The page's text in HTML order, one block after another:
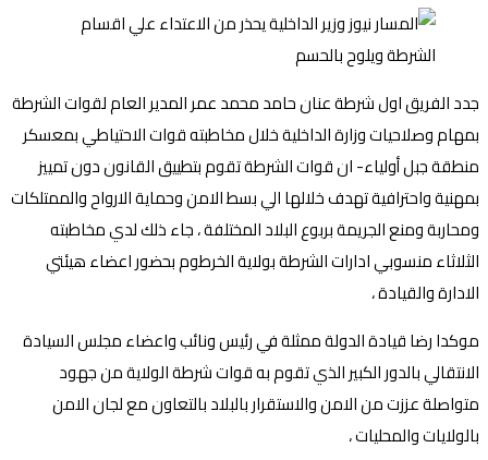
جدد الفريق اول شرطة عنان حامد محمد عمر المدير العام لقوات الشرطة
بمهام وصلاحيات وزارة الداخلية خلال مخاطبته قوات الاحتياطي بمعسكر
منطقة جبل أولياء- ان قوات الشرطة تقوم بتطييق القانون دون تمييز
بمهنية واحترافية تهدف خلالها الي بسط الامن وحماية الارواح والممتلكات
ومحاربة ومنع الجريمة بربوع البلاد المختلفة ، جاء ذلك لدي مخاطبته
الثلاثاء منسوبي ادارات الشرطة بولاية الخرطوم بحضور اعضاء هيئتي
الادارة والقيادة ،
موكدا رضا قيادة الدولة ممثلة في رئيس ونائب واعضاء مجلس السيادة
الانتقالي بالدور الكبير الذي تقوم به قوات شرطة الولاية من جهود
متواصلة عززت من الامن والاستقرار بالبلاد بالتعاون مع لجان الامن
بالولايات والمحليات ،